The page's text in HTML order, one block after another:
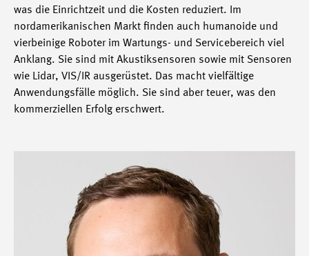
was die Einrichtzeit und die Kosten reduziert. Im
nordamerikanischen Markt finden auch humanoide und
vierbeinige Roboter im Wartungs- und Servicebereich viel
Anklang. Sie sind mit Akustiksensoren sowie mit Sensoren
wie Lidar, VIS/IR ausgerüstet. Das macht vielfältige
Anwendungsfälle möglich. Sie sind aber teuer, was den
kommerziellen Erfolg erschwert.